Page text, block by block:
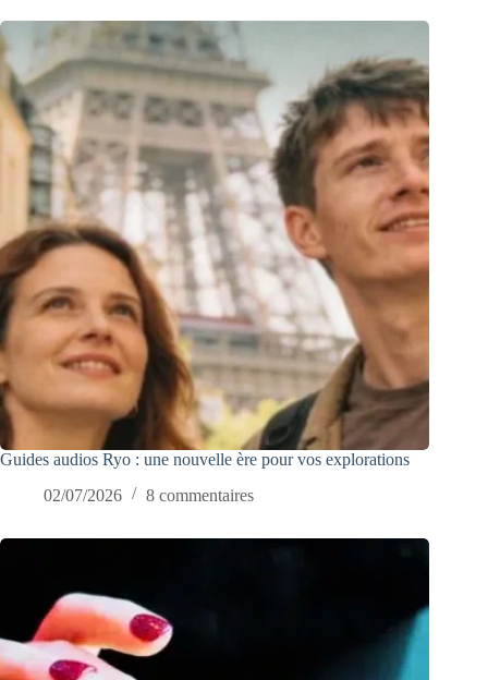
Guides audios Ryo : une nouvelle ère pour vos explorations
02/07/2026
8 commentaires